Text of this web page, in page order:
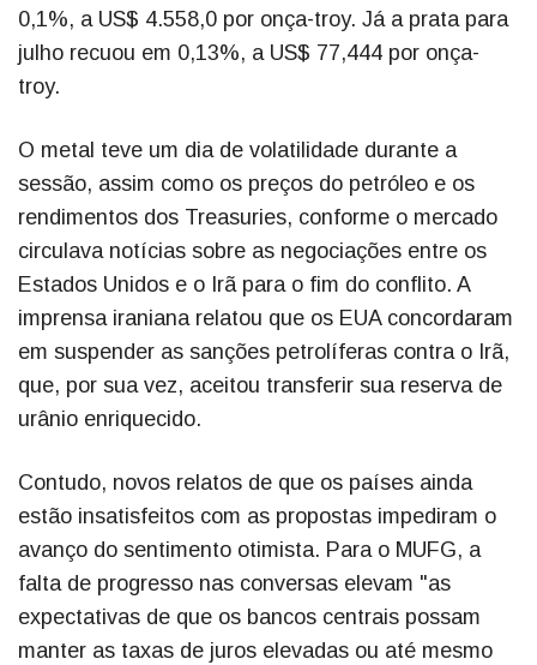
0,1%, a US$ 4.558,0 por onça-troy. Já a prata para
julho recuou em 0,13%, a US$ 77,444 por onça-
troy.
O metal teve um dia de volatilidade durante a
sessão, assim como os preços do petróleo e os
rendimentos dos Treasuries, conforme o mercado
circulava notícias sobre as negociações entre os
Estados Unidos e o Irã para o fim do conflito. A
imprensa iraniana relatou que os EUA concordaram
em suspender as sanções petrolíferas contra o Irã,
que, por sua vez, aceitou transferir sua reserva de
urânio enriquecido.
Contudo, novos relatos de que os países ainda
estão insatisfeitos com as propostas impediram o
avanço do sentimento otimista. Para o MUFG, a
falta de progresso nas conversas elevam "as
expectativas de que os bancos centrais possam
manter as taxas de juros elevadas ou até mesmo